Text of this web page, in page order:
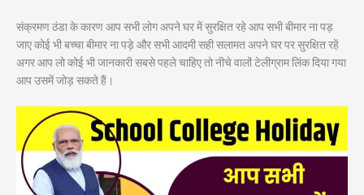
संक्रमण ठंडा के कारण आप सभी लोग अपने घर में सुरक्षित रहे आप सभी बीमार ना पड़
जाए कोई भी बच्चा बीमार ना पड़े और सभी आदमी सही सलामत अपने घर पर सुरक्षित रहें
अगर आप लो कोई भी जानकारी सबसे पहले चाहिए तो नीचे वालों टेलीग्राम लिंक दिया गया
आप उसमें जोड़ सकते हैं।